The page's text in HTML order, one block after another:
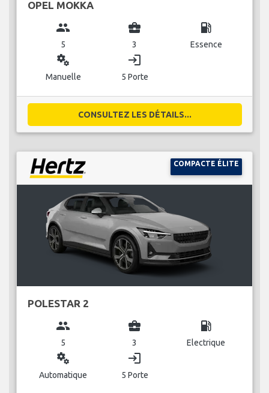
OPEL MOKKA
group
5
business_center
3
local_gas_station
Essence
miscellaneous_services
Manuelle
login
5 Porte
CONSULTEZ LES DÉTAILS...
COMPACTE ÉLITE
POLESTAR 2
group
5
business_center
3
local_gas_station
Electrique
miscellaneous_services
Automatique
login
5 Porte